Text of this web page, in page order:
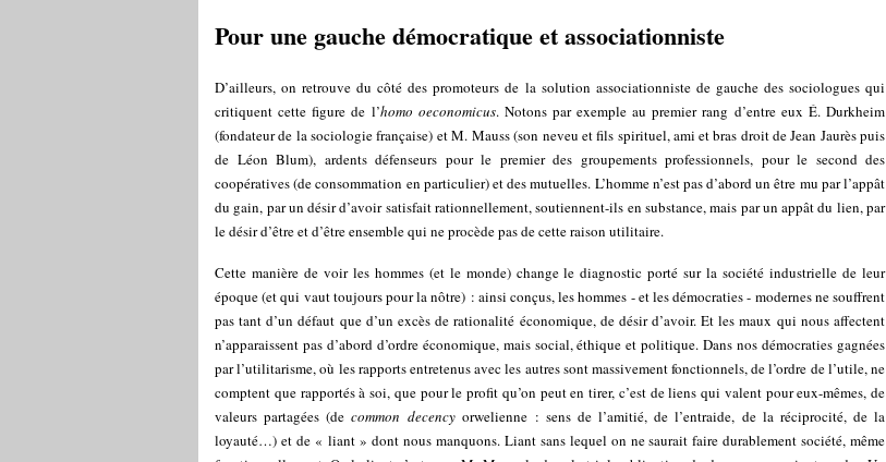
Pour une gauche démocratique et associationniste
D’ailleurs, on retrouve du côté des promoteurs de la solution associationniste de gauche des sociologues qui
critiquent cette figure de l’homo oeconomicus. Notons par exemple au premier rang d’entre eux É. Durkheim
(fondateur de la sociologie française) et M. Mauss (son neveu et fils spirituel, ami et bras droit de Jean Jaurès puis
de Léon Blum), ardents défenseurs pour le premier des groupements professionnels, pour le second des
coopératives (de consommation en particulier) et des mutuelles. L’homme n’est pas d’abord un être mu par l’appât
du gain, par un désir d’avoir satisfait rationnellement, soutiennent-ils en substance, mais par un appât du lien, par
le désir d’être et d’être ensemble qui ne procède pas de cette raison utilitaire.
Cette manière de voir les hommes (et le monde) change le diagnostic porté sur la société industrielle de leur
époque (et qui vaut toujours pour la nôtre) : ainsi conçus, les hommes - et les démocraties - modernes ne souffrent
pas tant d’un défaut que d’un excès de rationalité économique, de désir d’avoir. Et les maux qui nous affectent
n’apparaissent pas d’abord d’ordre économique, mais social, éthique et politique. Dans nos démocraties gagnées
par l’utilitarisme, où les rapports entretenus avec les autres sont massivement fonctionnels, de l’ordre de l’utile, ne
comptent que rapportés à soi, que pour le profit qu’on peut en tirer, c’est de liens qui valent pour eux-mêmes, de
valeurs partagées (decommon decencyorwelienne : sens de l’amitié, de l’entraide, de la réciprocité, de la
loyauté…) et de « liant » dont nous manquons. Liant sans lequel on ne saurait faire durablement société, même